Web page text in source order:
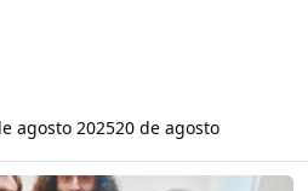
agosto 202520 de agosto
Felipe Morris-Rincón… (27/07/2'025)